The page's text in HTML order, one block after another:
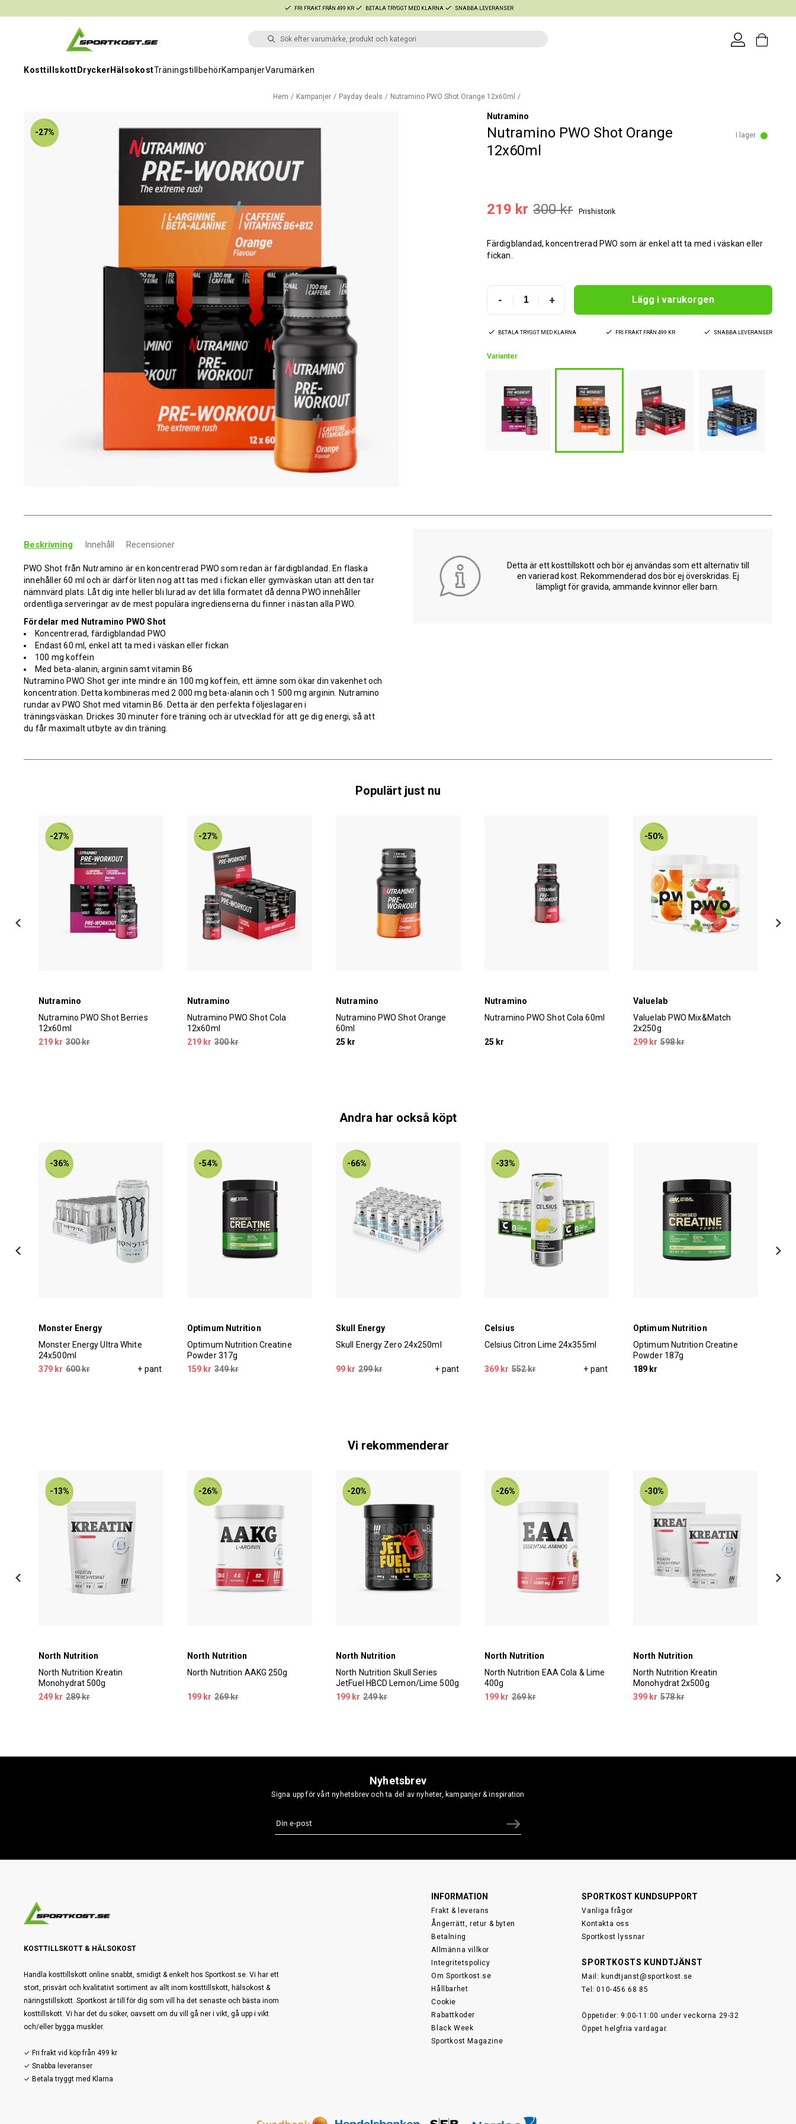
FRI FRAKT FRÅN 499 KR BETALA TRYGGT MED KLARNA SNABBA LEVERANSER
KosttillskottDryckerHälsokostTräningstillbehörKampanjerVarumärken
Hem Kampanjer Payday deals Nutramino PWO Shot Orange 12x60ml
-27%
Nutramino
Nutramino PWO Shot Orange
12x60ml
I lager
219 kr 300 kr Prishistorik
Färdigblandad, koncentrerad PWO som är enkel att ta med i väskan eller
fickan.
- + Lägg i varukorgen
BETALA TRYGGT MED KLARNA FRI FRAKT FRÅN 499 KR SNABBA LEVERANSER
Varianter
Beskrivning Innehåll Recensioner
PWO Shot från Nutramino är en koncentrerad PWO som redan är färdigblandad. En flaska
innehåller 60 ml och är därför liten nog att tas med i fickan eller gymväskan utan att den tar
nämnvärd plats. Låt dig inte heller bli lurad av det lilla formatet då denna PWO innehåller
ordentliga serveringar av de mest populära ingredienserna du finner i nästan alla PWO.
Fördelar med Nutramino PWO Shot
Koncentrerad, färdigblandad PWO
Endast 60 ml, enkel att ta med i väskan eller fickan
100 mg koffein
Med beta-alanin, arginin samt vitamin B6
Nutramino PWO Shot ger inte mindre än 100 mg koffein, ett ämne som ökar din vakenhet och
koncentration. Detta kombineras med 2 000 mg beta-alanin och 1 500 mg arginin. Nutramino
rundar av PWO Shot med vitamin B6. Detta är den perfekta följeslagaren i
träningsväskan. Drickes 30 minuter före träning och är utvecklad för att ge dig energi, så att
du får maximalt utbyte av din träning.
Detta är ett kosttillskott och bör ej användas som ett alternativ till
en varierad kost. Rekommenderad dos bör ej överskridas. Ej
lämpligt för gravida, ammande kvinnor eller barn.
Populärt just nu
-27%
Nutramino
Nutramino PWO Shot Berries
12x60ml
219 kr 300 kr
-27%
Nutramino
Nutramino PWO Shot Cola
12x60ml
219 kr 300 kr
Nutramino
Nutramino PWO Shot Orange
60ml
25 kr
Nutramino
Nutramino PWO Shot Cola 60ml
25 kr
-50%
Valuelab
Valuelab PWO Mix&Match
2x250g
299 kr 598 kr
Andra har också köpt
-36%
Monster Energy
Monster Energy Ultra White
24x500ml
379 kr 600 kr + pant
-54%
Optimum Nutrition
Optimum Nutrition Creatine
Powder 317g
159 kr 349 kr
-66%
Skull Energy
Skull Energy Zero 24x250ml
99 kr 299 kr + pant
-33%
Celsius
Celsius Citron Lime 24x355ml
369 kr 552 kr + pant
Optimum Nutrition
Optimum Nutrition Creatine
Powder 187g
189 kr
Vi rekommenderar
-13%
North Nutrition
North Nutrition Kreatin
Monohydrat 500g
249 kr 289 kr
-26%
North Nutrition
North Nutrition AAKG 250g
199 kr 269 kr
-20%
North Nutrition
North Nutrition Skull Series
JetFuel HBCD Lemon/Lime 500g
199 kr 249 kr
-26%
North Nutrition
North Nutrition EAA Cola & Lime
400g
199 kr 269 kr
-30%
North Nutrition
North Nutrition Kreatin
Monohydrat 2x500g
399 kr 578 kr
Nyhetsbrev
Signa upp för vårt nyhetsbrev och ta del av nyheter, kampanjer & inspiration
KOSTTILLSKOTT & HÄLSOKOST
Handla kosttillskott online snabbt, smidigt & enkelt hos Sportkost.se. Vi har ett
stort, prisvärt och kvalitativt sortiment av allt inom kosttillskott, hälsokost &
näringstillskott. Sportkost är till för dig som vill ha det senaste och bästa inom
kosttillskott. Vi har det du söker, oavsett om du vill gå ner i vikt, gå upp i vikt
och/eller bygga muskler.
✓ Fri frakt vid köp från 499 kr
✓ Snabba leveranser
✓ Betala tryggt med Klarna
INFORMATION
Frakt & leverans
Ångerrätt, retur & byten
Betalning
Allmänna villkor
Integritetspolicy
Om Sportkost.se
Hållbarhet
Cookie
Rabattkoder
Black Week
Sportkost Magazine
SPORTKOST KUNDSUPPORT
Vanliga frågor
Kontakta oss
Sportkost lyssnar
SPORTKOSTS KUNDTJÄNST
Mail: kundtjanst@sportkost.se
Tel: 010-456 68 85
Öppetider: 9:00-11:00 under veckorna 29-32
Öppet helgfria vardagar.